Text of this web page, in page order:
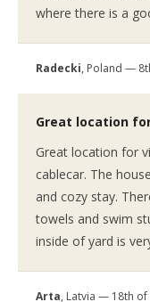
where there is a
Radecki, Poland —
Great location
Great location for
cablecar. The
and cozy stay.
towels and swim
inside of yard is
Arta, Latvia — 18th